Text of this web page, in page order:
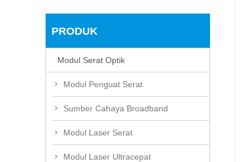
PRODUK
Modul Serat Optik
Modul Penguat Serat
Sumber Cahaya Broadband
Modul Laser Serat
Modul Laser Ultracepat